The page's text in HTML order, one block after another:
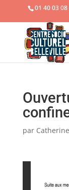
01 40 03
par